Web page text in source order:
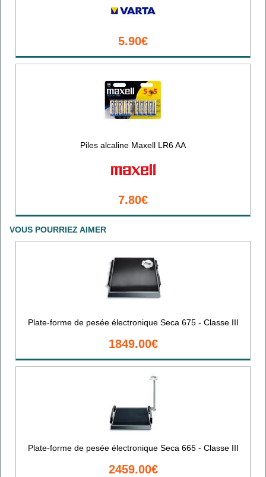
5.90€
Piles alcaline Maxell LR6 AA
7.80€
VOUS POURRIEZ AIMER
Plate-forme de pesée électronique Seca 675 - Classe III
1849.00€
Plate-forme de pesée électronique Seca 665 - Classe III
2459.00€